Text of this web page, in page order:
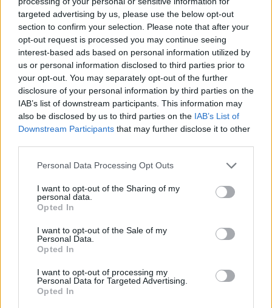
targeted advertising by us, please use the below opt-out
section to confirm your selection. Please note that after your
opt-out request is processed you may continue seeing
interest-based ads based on personal information utilized by
us or personal information disclosed to third parties prior to
your opt-out. You may separately opt-out of the further
disclosure of your personal information by third parties on the
IAB’s list of downstream participants. This information may
also be disclosed by us to third parties on the IAB’s List of
Downstream Participants that may further disclose it to other
Please note that this website/app uses one or more Google
not limited to your visit or usage behaviour. You may click to
grant or deny consent to Google and its third-party tags to
use your data for below specified purposes in below Google
consent section.
Personal Data Processing Opt Outs
I want to opt-out of the Sharing of my
personal data.
Opted In
I want to opt-out of the Sale of my
Personal Data.
Opted In
I want to opt-out of processing my
Personal Data for Targeted Advertising.
Opted In
Ζωή Κωνσταντοπούλου: Πού προβλέπεται να
μου απευθύνεστε έτσι;
Γιώργος Λαμπρούλης: Δεν κατάλαβα; Μου
ζητήσατε με νεύμα το λόγο. Σας είδα αλλά
επιτρέψτε μου να ενημερώσω το Σώμα για τον
τρόπο που θα συνεχίσουμε.
Ζωή Κωνσταντοπούλου : Πού προβλέπεται να
Γιώργος Λαμπρούλης
συνεδρίαση.